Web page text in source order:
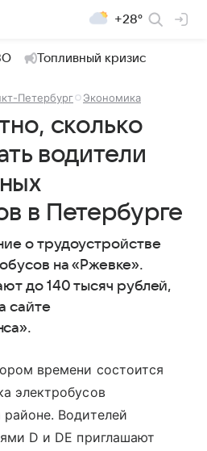
+28°
Топливный кризис
Петербург Экономика
сколько
водители
в Петербурге
о трудоустройстве
на «Ржевке».
до 140 тысяч рублей,
сайте
времени состоится
электробусов
Водителей
D и DE приглашают